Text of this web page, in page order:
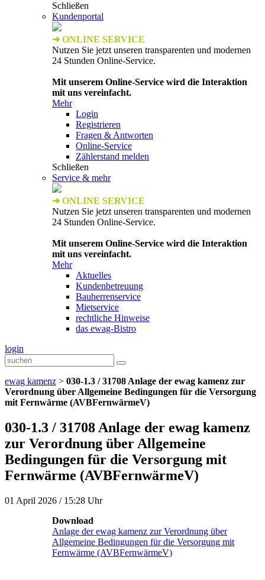
Schließen
Kundenportal
➜ ONLINE SERVICE
Nutzen Sie jetzt unseren transparenten und modernen
24 Stunden Online-Service.
Mit unserem Online-Service wird die Interaktion
mit uns vereinfacht.
Mehr
Login
Registrieren
Fragen & Antworten
Online-Service
Zählerstand melden
Schließen
Service & mehr
➜ ONLINE SERVICE
Nutzen Sie jetzt unseren transparenten und modernen
24 Stunden Online-Service.
Mit unserem Online-Service wird die Interaktion
mit uns vereinfacht.
Mehr
Aktuelles
Kundenbetreuung
Bauherrenservice
Mietservice
rechtliche Hinweise
das ewag-Bistro
login
ewag kamenz > 030-1.3 / 31708 Anlage der ewag kamenz zur
Verordnung über Allgemeine Bedingungen für die Versorgung
mit Fernwärme (AVBFernwärmeV)
030-1.3 / 31708 Anlage der ewag kamenz
zur Verordnung über Allgemeine
Bedingungen für die Versorgung mit
Fernwärme (AVBFernwärmeV)
01 April 2026 / 15:28 Uhr
Download
Anlage der ewag kamenz zur Verordnung über
Allgemeine Bedingungen für die Versorgung mit
Fernwärme (AVBFernwärmeV)